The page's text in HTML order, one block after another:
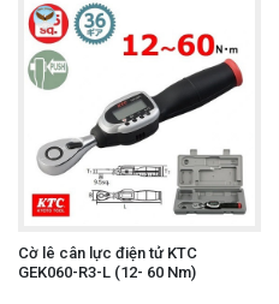
Cờ lê cân lực điện tử KTC
GEK060-R3-L (12- 60 Nm)